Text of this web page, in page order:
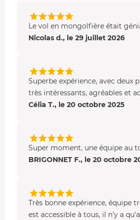
autres participants sur votre ressenti.
La montgolfière fait son chemin en
ramènera à votre véhicule.
Le vol en mongolfière était
Nicolas d., le 29 juillet 2026
Superbe expérience, avec deux
très intéressants, agréables et
Célia T., le 20 octobre 2025
Super moment, une équipe au
BRIGONNET F., le 20 octobre
Très bonne expérience, équipe
est accessible à tous, il n'y a